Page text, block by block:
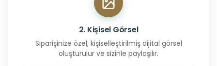
2. Kişisel Görsel
Siparişinize özel, kişiselleştirilmiş dijital görsel
oluşturulur ve sizinle paylaşılır.